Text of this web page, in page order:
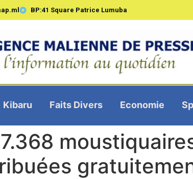
BP:41 Square Patrice Lumuba
Kibaru Faits Divers Economie